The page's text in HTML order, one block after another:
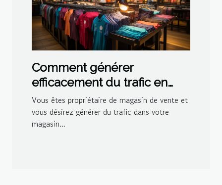
Comment générer
efficacement du trafic en
point de vente dans son
magasin ?
Vous êtes propriétaire de magasin de vente et
vous désirez générer du trafic dans votre
magasin...